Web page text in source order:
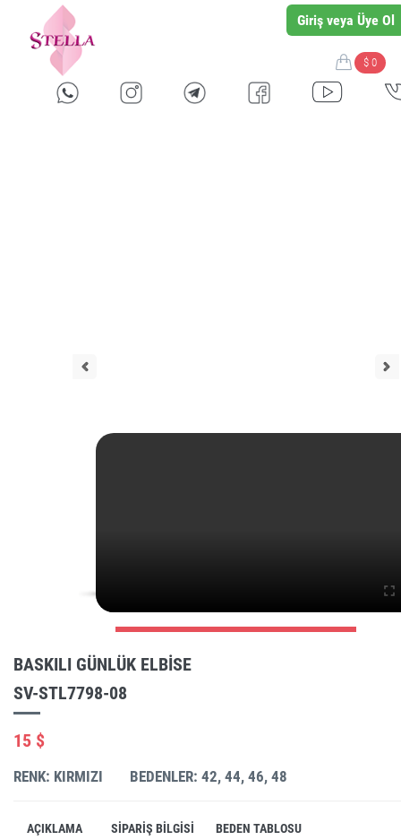
Giriş veya Üye Ol
$ 0
BASKILI GÜNLÜK ELBISE
SV-STL7798-08
15 $
RENK: KIRMIZI BEDENLER: 42, 44, 46, 48
AÇIKLAMA SIPARIŞ BILGISI BEDEN TABLOSU